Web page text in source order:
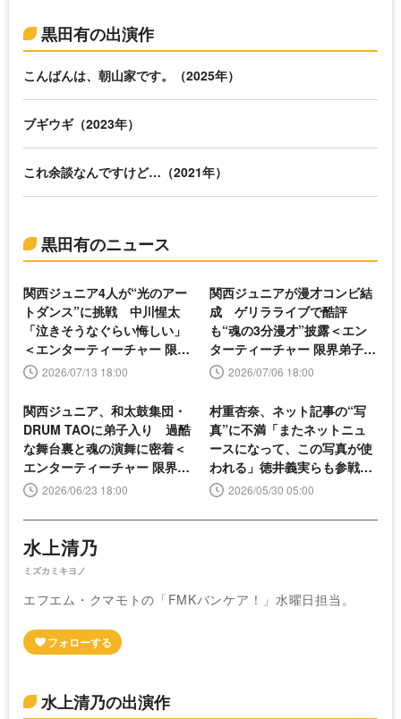
黒田有の出演作
こんばんは、朝山家です。（2025年）
ブギウギ（2023年）
これ余談なんですけど…（2021年）
黒田有のニュース
関西ジュニア4人が“光のアー
トダンス”に挑戦 中川惺太
「泣きそうなぐらい悔しい」
＜エンターティーチャー 限界
弟子入り中！＞
2026/07/13 18:00
関西ジュニアが漫才コンビ結
成 ゲリラライブで酷評
も“魂の3分漫才”披露＜エン
ターティーチャー 限界弟子入
り中！＞
2026/07/06 18:00
関西ジュニア、和太鼓集団・
DRUM TAOに弟子入り 過酷
な舞台裏と魂の演舞に密着＜
エンターティーチャー 限界弟
子入り中！＞
2026/06/23 18:00
村重杏奈、ネット記事の“写
真”に不満「またネットニュ
ースになって、この写真が使
われる」徳井義実らも参戦＜
もんくもん＞
2026/05/30 05:00
水上清乃
ミズカミキヨノ
エフエム・クマモトの「FMKバンケア！」水曜日担当。
水上清乃の出演作